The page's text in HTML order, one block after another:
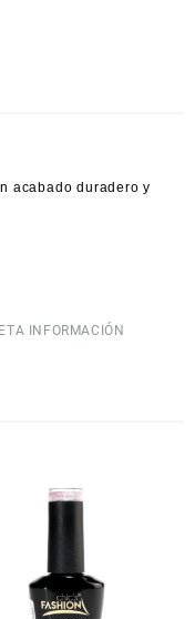
acabado duradero y
INFORMACIÓN